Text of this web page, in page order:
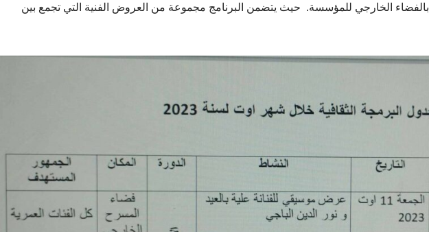
الصيفية من 11 الى 13 اوت 2023 بالفضاء الخارجي للمؤسسة. حيث يتضمن البرنامج مجموعة من العروض الفنية التي تجمع بين